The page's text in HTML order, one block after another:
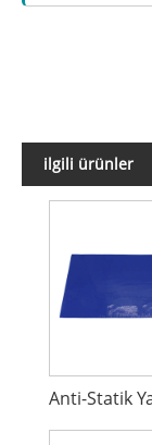
ilgili ürünler